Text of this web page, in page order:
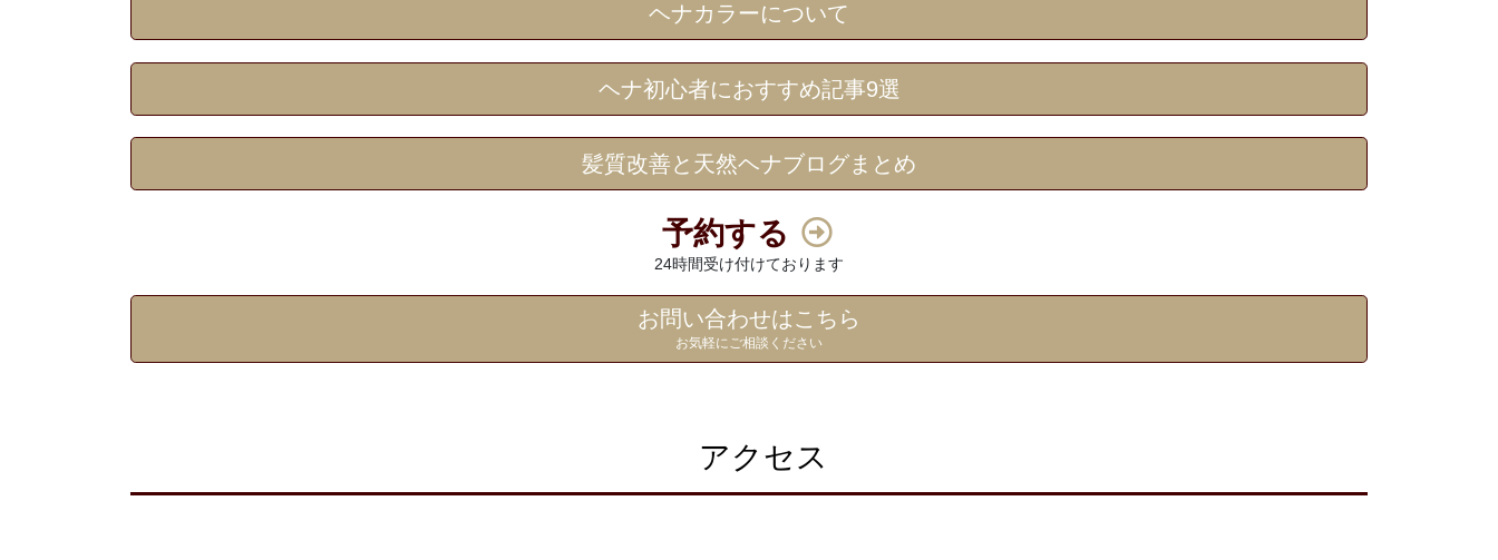
ヘナカラーについて
ヘナ初心者におすすめ記事9選
髪質改善と天然ヘナブログまとめ
予約する
24時間受け付けております
お問い合わせはこちら
お気軽にご相談ください
アクセス